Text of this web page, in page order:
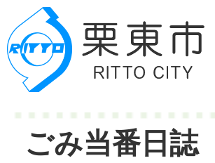
ごみ当番日誌